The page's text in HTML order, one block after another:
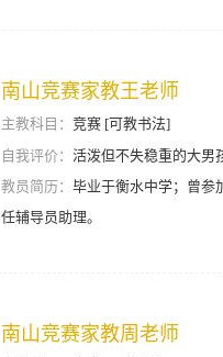
南山竞赛家教王老师
主教科目： 竞赛 [可教书法]
自我评价： 活泼但不失稳重的大男
教员简历： 毕业于衡水中学；曾参
任辅导员助理。
南山竞赛家教周老师